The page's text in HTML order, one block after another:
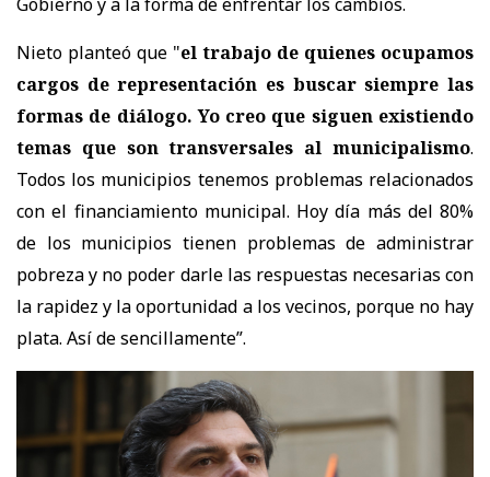
Nieto planteó que "el trabajo de quienes ocupamos
cargos de representación es buscar siempre las
formas de diálogo. Yo creo que siguen existiendo
temas que son transversales al municipalismo.
Todos los municipios tenemos problemas relacionados
con el financiamiento municipal. Hoy día más del 80%
de los municipios tienen problemas de administrar
pobreza y no poder darle las respuestas necesarias con
la rapidez y la oportunidad a los vecinos, porque no hay
plata. Así de sencillamente”.